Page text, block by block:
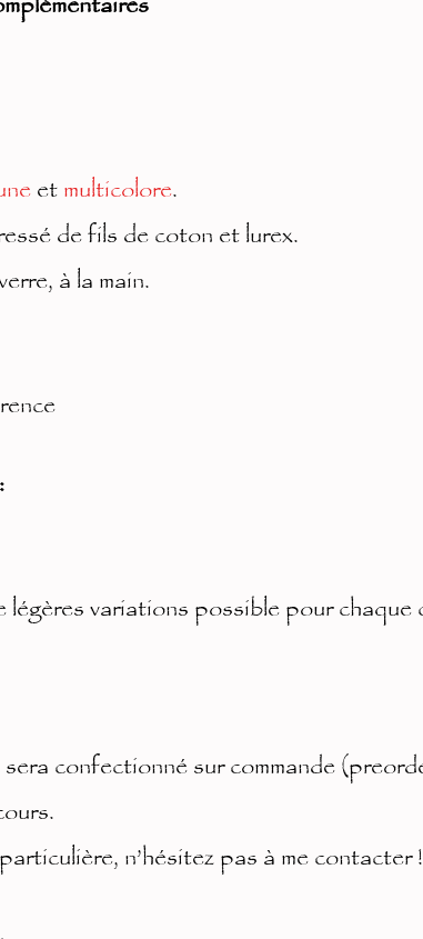
etmulticolore.
de fils de coton et lurex.
à la main.
variations possible pour chaque
confectionné sur commande
n’hésitez pas à me contacter !